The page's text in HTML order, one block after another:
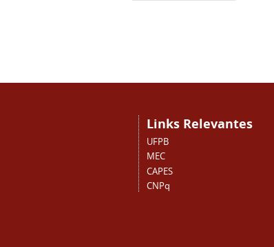
Links Relevantes
UFPB
MEC
CAPES
CNPq